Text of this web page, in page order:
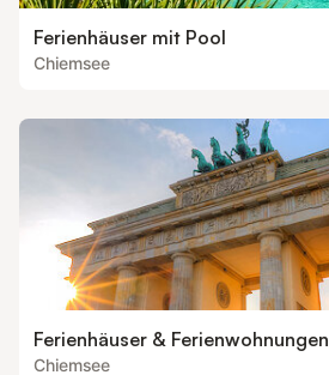
Ferienhäuser mit Pool
Chiemsee
Ferienhäuser & Ferienwohnungen
Chiemsee